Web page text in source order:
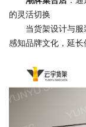
的灵活切换
当货架设计与
感知品牌文化，延长